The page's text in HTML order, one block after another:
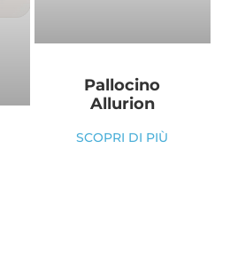
Pallocino
Allurion
SCOPRI DI PIÙ